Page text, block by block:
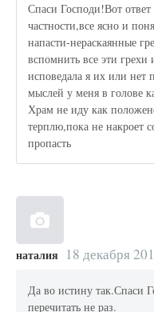
Спаси Господи!Вот
частности,все ясно и
напасти-нераскаянные
вспомнить все эти грехи
исповедала я их или нет
мыслей у меня в голове
Храм не иду как
терплю,пока не накроет
пропасть
наталия 18 декабря
Да во истину так.Спаси
перечитать не раз.